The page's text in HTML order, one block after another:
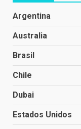
Argentina
Australia
Brasil
Chile
Dubai
Estados Unidos